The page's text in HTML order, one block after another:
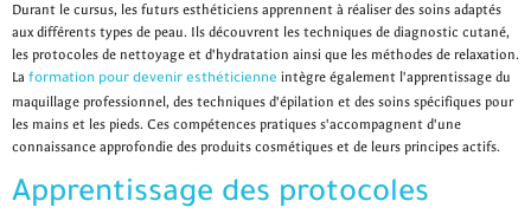
Durant le cursus, les futurs esthéticiens apprennent à réaliser des soins adaptés
aux différents types de peau. Ils découvrent les techniques de diagnostic cutané,
les protocoles de nettoyage et d'hydratation ainsi que les méthodes de relaxation.
La formation pour devenir esthéticienne intègre également l'apprentissage du
maquillage professionnel, des techniques d'épilation et des soins spécifiques pour
les mains et les pieds. Ces compétences pratiques s'accompagnent d'une
connaissance approfondie des produits cosmétiques et de leurs principes actifs.
Apprentissage des protocoles